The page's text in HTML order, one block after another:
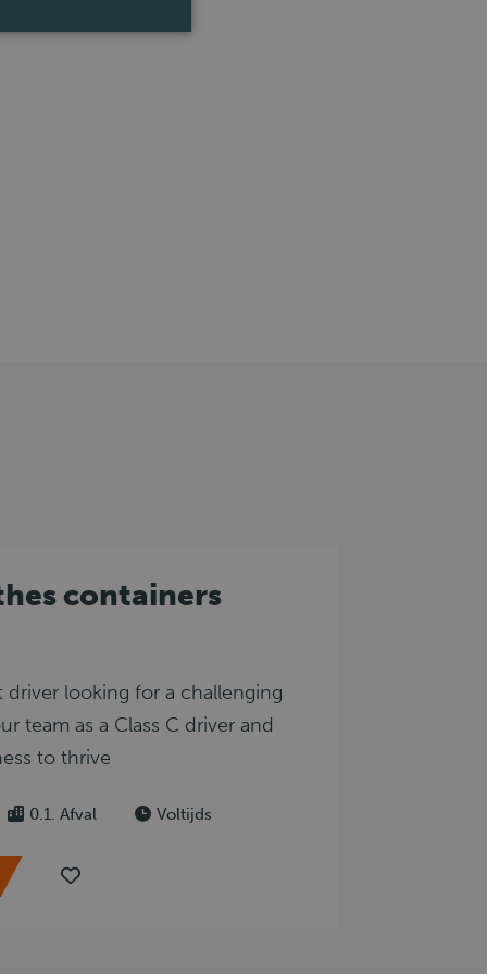
containers
driver looking for a challenging
team as a Class C driver and
to thrive
0.1. Afval Voltijds